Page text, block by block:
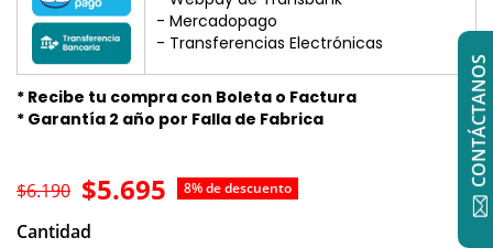
- Mercadopago
- Transferencias Electrónicas
* Recibe tu compra con Boleta o Factura
* Garantía 2 año por Falla de Fabrica
$5.695 8% de descuento
$6.190
Cantidad
CONTÁCTANOS